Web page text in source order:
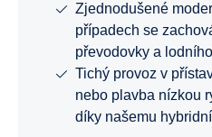
Zjednodušené
případech se
převodovky a
Tichý provoz v
nebo plavba nízkou
díky našemu